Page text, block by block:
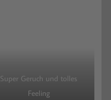
Super Geruch und tolles
Feeling